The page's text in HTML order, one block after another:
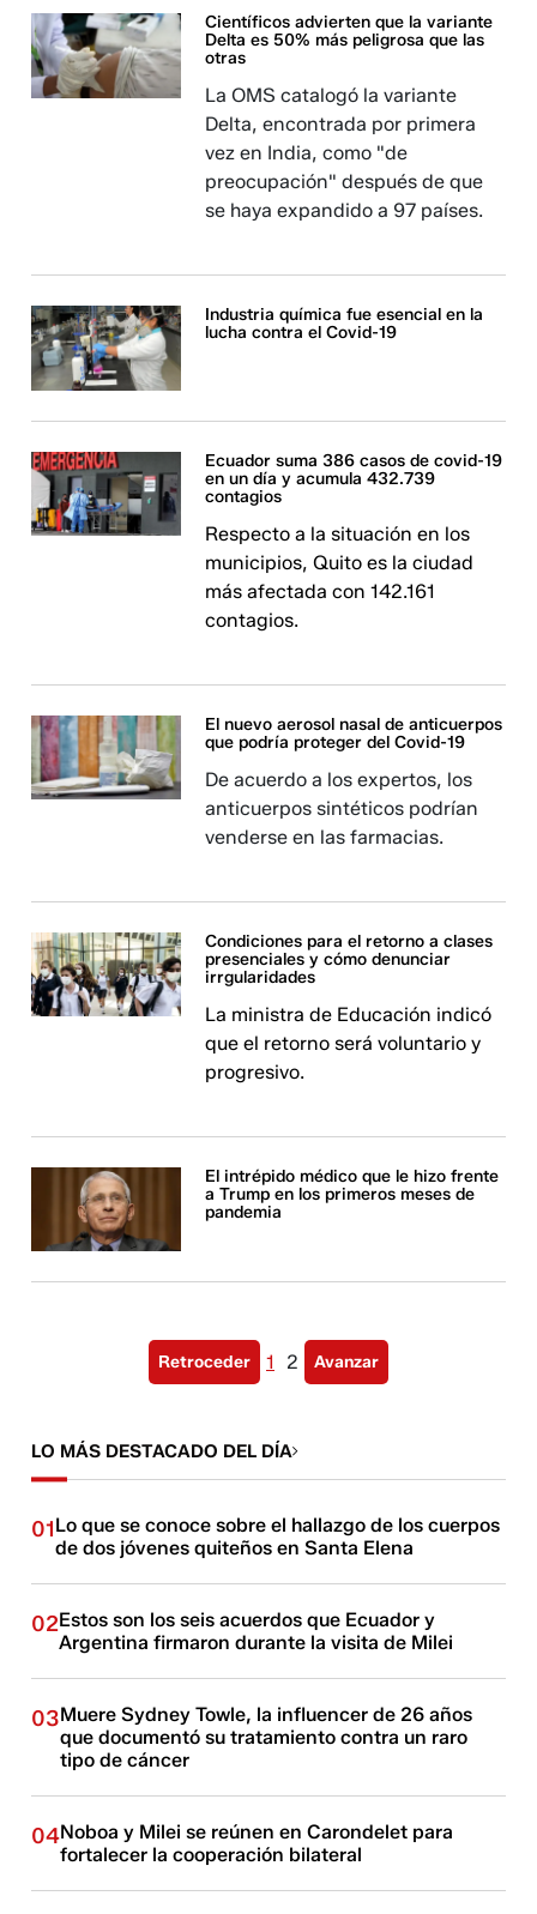
Científicos advierten que la variante
Delta es 50% más peligrosa que las
otras
La OMS catalogó la variante
Delta, encontrada por primera
vez en India, como "de
preocupación" después de que
se haya expandido a 97 países.
Industria química fue esencial en la
lucha contra el Covid-19
Ecuador suma 386 casos de covid-19
en un día y acumula 432.739
contagios
Respecto a la situación en los
municipios, Quito es la ciudad
más afectada con 142.161
contagios.
El nuevo aerosol nasal de anticuerpos
que podría proteger del Covid-19
De acuerdo a los expertos, los
anticuerpos sintéticos podrían
venderse en las farmacias.
Condiciones para el retorno a clases
presenciales y cómo denunciar
irrgularidades
La ministra de Educación indicó
que el retorno será voluntario y
progresivo.
El intrépido médico que le hizo frente
a Trump en los primeros meses de
pandemia
Retroceder 1 2 Avanzar
LO MÁS DESTACADO DEL DÍA
01Lo que se conoce sobre el hallazgo de los cuerpos
de dos jóvenes quiteños en Santa Elena
02Estos son los seis acuerdos que Ecuador y
Argentina firmaron durante la visita de Milei
03Muere Sydney Towle, la influencer de 26 años
que documentó su tratamiento contra un raro
tipo de cáncer
04Noboa y Milei se reúnen en Carondelet para
fortalecer la cooperación bilateral